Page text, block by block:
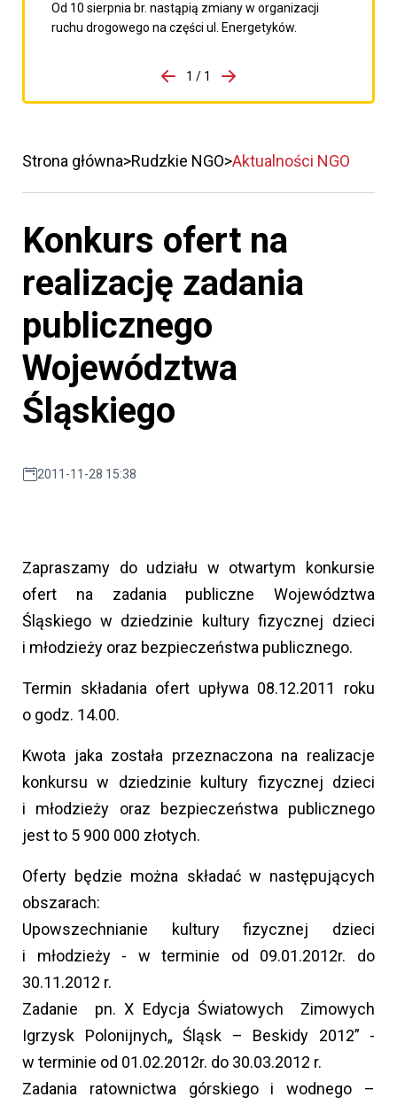
Od 10 sierpnia br. nastąpią zmiany w organizacji
ruchu drogowego na części ul. Energetyków.
porzpedniego komunikatu
1 / 1
Przejdź do następnego
Strona główna Rudzkie NGO Aktualności NGO
Konkurs ofert na
realizację zadania
publicznego
Województwa
Śląskiego
2011-11-28 15:38
Zapraszamy do udziału w otwartym konkursie
ofert na zadania publiczne Województwa
Śląskiego w dziedzinie kultury fizycznej dzieci
i młodzieży oraz bezpieczeństwa publicznego.
Termin składania ofert upływa 08.12.2011 roku
o godz. 14.00.
Kwota jaka została przeznaczona na realizacje
konkursu w dziedzinie kultury fizycznej dzieci
i młodzieży oraz bezpieczeństwa publicznego
jest to 5 900 000 złotych.
Oferty będzie można składać w następujących
obszarach:
Upowszechnianie kultury fizycznej dzieci
i młodzieży - w terminie od 09.01.2012r. do
30.11.2012 r.
Zadanie pn. X Edycja Światowych Zimowych
Igrzysk Polonijnych„ Śląsk – Beskidy 2012” -
w terminie od 01.02.2012r. do 30.03.2012 r.
Zadania ratownictwa górskiego i wodnego –